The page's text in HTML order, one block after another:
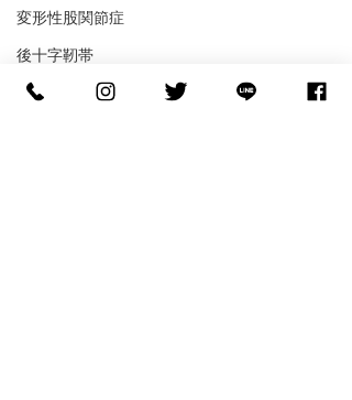
変形性股関節症
後十字靭帯
内側側副靭帯